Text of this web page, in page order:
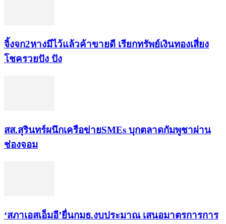
จิ้งจก​2​หาง​มีไว้แล้ว​ค้าขาย​ดี​ เรียก​ทรัพย์เงินทอง​เสี่ยง
โชค​รวยปัง​ ปัง​
สส.สุรินทร์ผนึกเครือข่ายSMEs บุกตลาดกัมพูชาผ่าน
ช่องจอม
‘สภาเอสเอ็มอี’ยื่นกมธ.งบประมาณ เสนอมาตรการการ